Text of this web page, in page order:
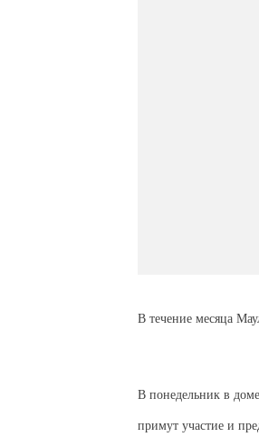
В течение месяца
В понедельник в
примут участие и